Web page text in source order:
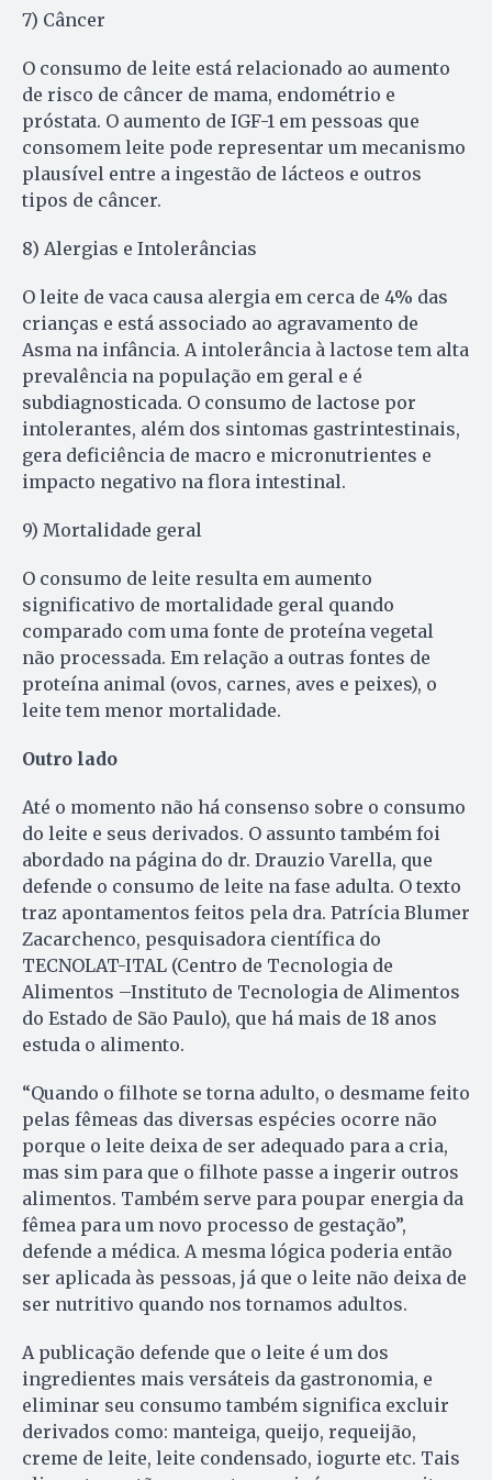
7) Câncer
O consumo de leite está relacionado ao aumento
de risco de câncer de mama, endométrio e
próstata. O aumento de IGF-1 em pessoas que
consomem leite pode representar um mecanismo
plausível entre a ingestão de lácteos e outros
tipos de câncer.
8) Alergias e Intolerâncias
O leite de vaca causa alergia em cerca de 4% das
crianças e está associado ao agravamento de
Asma na infância. A intolerância à lactose tem alta
prevalência na população em geral e é
subdiagnosticada. O consumo de lactose por
intolerantes, além dos sintomas gastrintestinais,
gera deficiência de macro e micronutrientes e
impacto negativo na flora intestinal.
9) Mortalidade geral
O consumo de leite resulta em aumento
significativo de mortalidade geral quando
comparado com uma fonte de proteína vegetal
não processada. Em relação a outras fontes de
proteína animal (ovos, carnes, aves e peixes), o
leite tem menor mortalidade.
Outro lado
Até o momento não há consenso sobre o consumo
do leite e seus derivados. O assunto também foi
abordado na página do dr. Drauzio Varella, que
defende o consumo de leite na fase adulta. O texto
traz apontamentos feitos pela dra. Patrícia Blumer
Zacarchenco, pesquisadora científica do
TECNOLAT-ITAL (Centro de Tecnologia de
Alimentos –Instituto de Tecnologia de Alimentos
do Estado de São Paulo), que há mais de 18 anos
estuda o alimento.
“Quando o filhote se torna adulto, o desmame feito
pelas fêmeas das diversas espécies ocorre não
porque o leite deixa de ser adequado para a cria,
mas sim para que o filhote passe a ingerir outros
alimentos. Também serve para poupar energia da
fêmea para um novo processo de gestação”,
defende a médica. A mesma lógica poderia então
ser aplicada às pessoas, já que o leite não deixa de
ser nutritivo quando nos tornamos adultos.
A publicação defende que o leite é um dos
ingredientes mais versáteis da gastronomia, e
eliminar seu consumo também significa excluir
derivados como: manteiga, queijo, requeijão,
creme de leite, leite condensado, iogurte etc. Tais